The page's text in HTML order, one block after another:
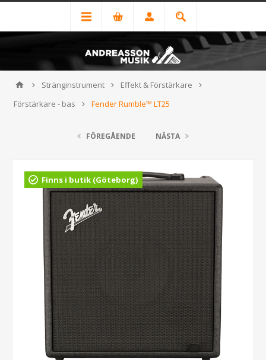
Stränginstrument
Effekt & Förstärkare
Förstärkare - bas
Fender Rumble™ LT25
FÖREGÅENDE NÄSTA
Finns i butik (Göteborg)